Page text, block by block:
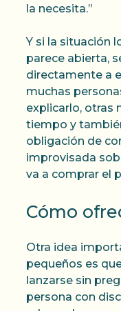
la necesita.”
Y si la situación
parece abierta,
directamente a
muchas
explicarlo, otras
tiempo y
obligación de
improvisada
va a comprar el
Cómo
Otra idea
pequeños es
lanzarse sin
persona con